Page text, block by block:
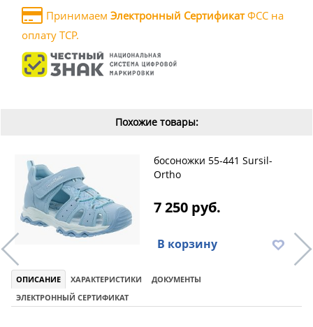
Принимаем Электронный СертификатФСС на
оплату ТСР.
Похожие товары:
босоножки 55-441 Sursil-
Ortho
7 250 руб.
В корзину
ОПИСАНИЕ ХАРАКТЕРИСТИКИ
ДОКУМЕНТЫ
ЭЛЕКТРОННЫЙ СЕРТИФИКАТ